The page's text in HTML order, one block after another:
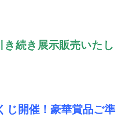
続き展示販売いたし
じ開催！豪華賞品ご準